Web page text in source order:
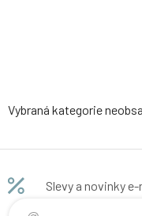
Vybraná kategorie
Slevy a novinky